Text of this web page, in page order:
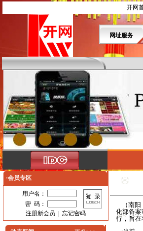
开网
网址服务
·会员专区
用户名：
密 码：
注册新会员
忘记密码
（南
化部备
行，旨